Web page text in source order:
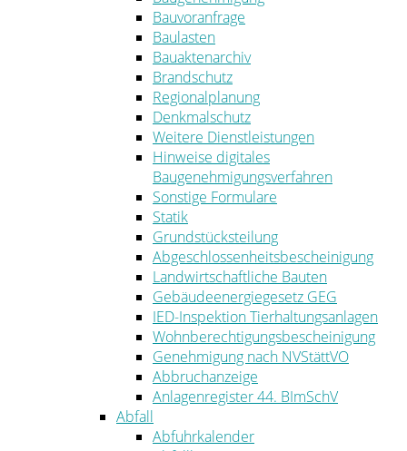
Bauvoranfrage
Baulasten
Bauaktenarchiv
Brandschutz
Regionalplanung
Denkmalschutz
Weitere Dienstleistungen
Hinweise digitales
Baugenehmigungsverfahren
Sonstige Formulare
Statik
Grundstücksteilung
Abgeschlossenheitsbescheinigung
Landwirtschaftliche Bauten
Gebäudeenergiegesetz GEG
IED-Inspektion Tierhaltungsanlagen
Wohnberechtigungsbescheinigung
Genehmigung nach NVStättVO
Abbruchanzeige
Anlagenregister 44. BImSchV
Abfall
Abfuhrkalender